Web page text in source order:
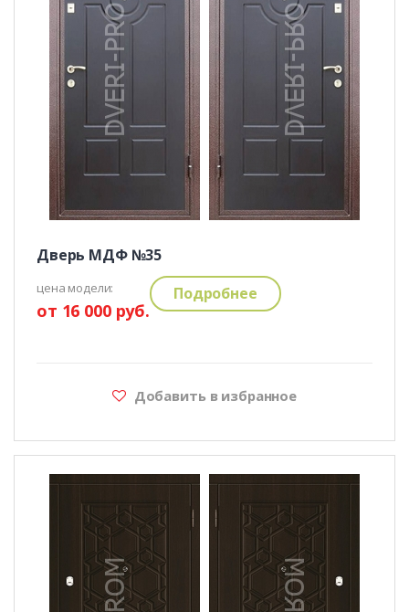
Дверь МДФ №35
цена модели:
от 16 000 руб.
Подробнее
Добавить в избранное